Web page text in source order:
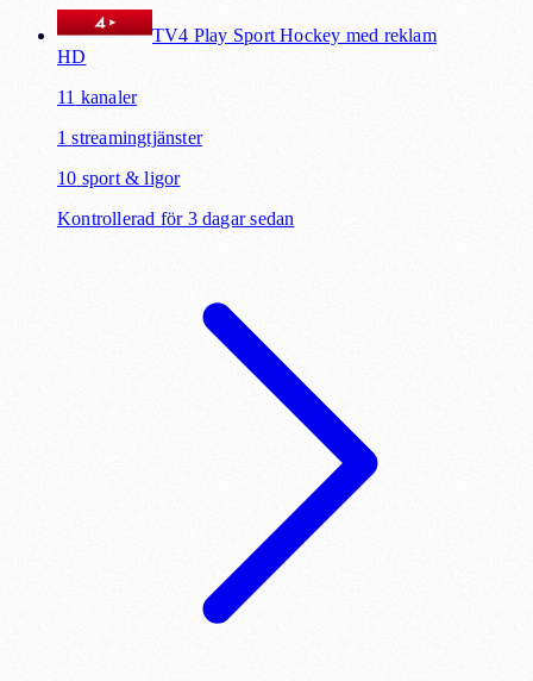
TV4 Play Sport Hockey med reklam
HD
11 kanaler
1 streamingtjänster
10 sport & ligor
Kontrollerad för 3 dagar sedan